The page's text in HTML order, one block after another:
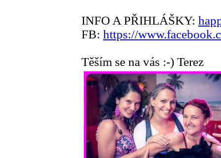
INFO A PŘIHLÁŠKY:
FB: https://
Těším se na vás :-) Terez